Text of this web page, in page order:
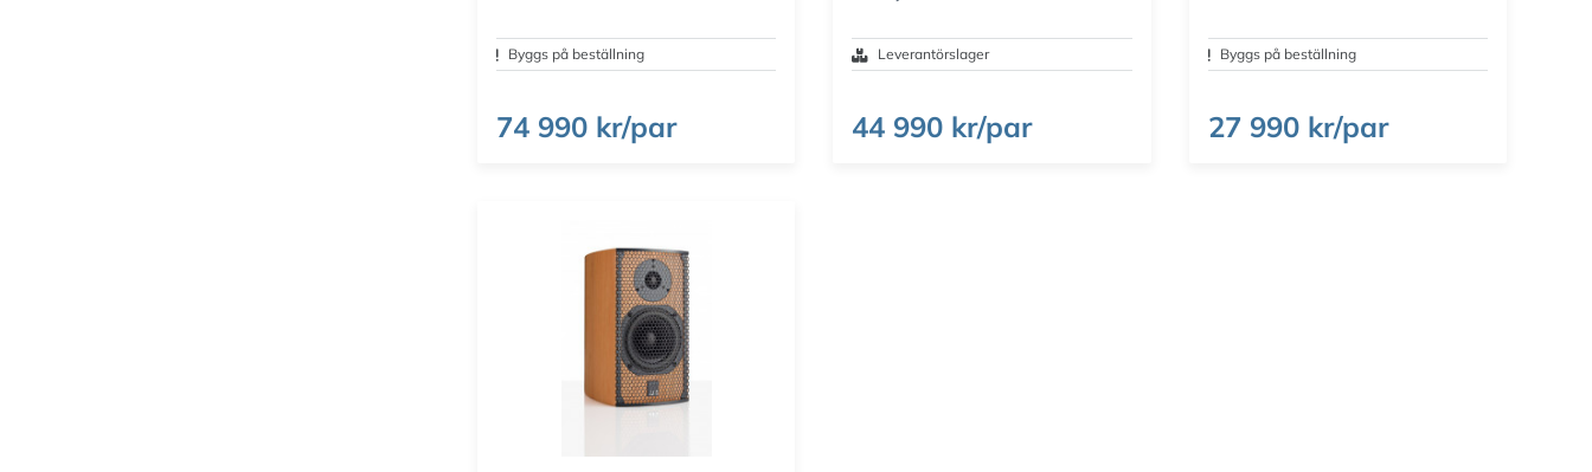
Byggs på beställning
74 990 kr/par
Leverantörslager
44 990 kr/par
Byggs på beställning
27 990 kr/par